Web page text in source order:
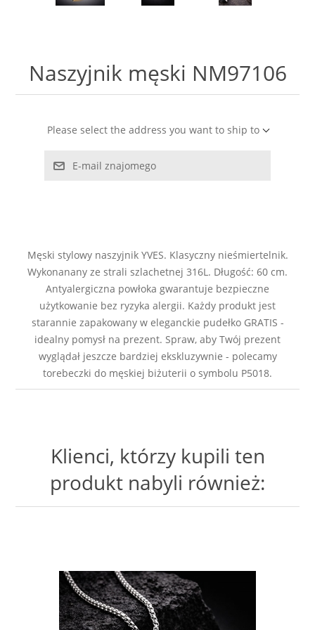
LABRADORYT
MASA PERŁOWA
RODOCHROZYT
TURMALIN
Naszyjnik męski NM97106
Please select the address you want to ship to
E-mail znajomego
Męski stylowy naszyjnik YVES. Klasyczny nieśmiertelnik.
Wykonanany ze strali szlachetnej 316L. Długość: 60 cm.
Antyalergiczna powłoka gwarantuje bezpieczne
użytkowanie bez ryzyka alergii. Każdy produkt jest
starannie zapakowany w eleganckie pudełko GRATIS -
idealny pomysł na prezent. Spraw, aby Twój prezent
wyglądał jeszcze bardziej ekskluzywnie - polecamy
torebeczki do męskiej biżuterii o symbolu P5018.
Klienci, którzy kupili ten
produkt nabyli również: